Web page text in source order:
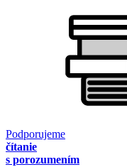
Podporujeme
čítanie
s porozumením